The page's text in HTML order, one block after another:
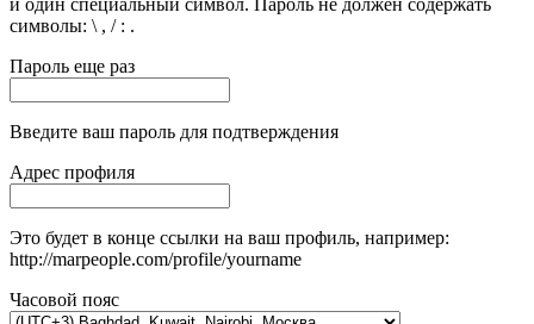
и один специальный символ. Пароль не должен содержать
символы: \ , / : .
Пароль еще раз
Введите ваш пароль для подтверждения
Адрес профиля
Это будет в конце ссылки на ваш профиль, например:
http://marpeople.com/profile/yourname
Часовой пояс